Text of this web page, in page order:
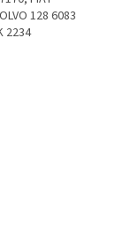
128 6083
2234